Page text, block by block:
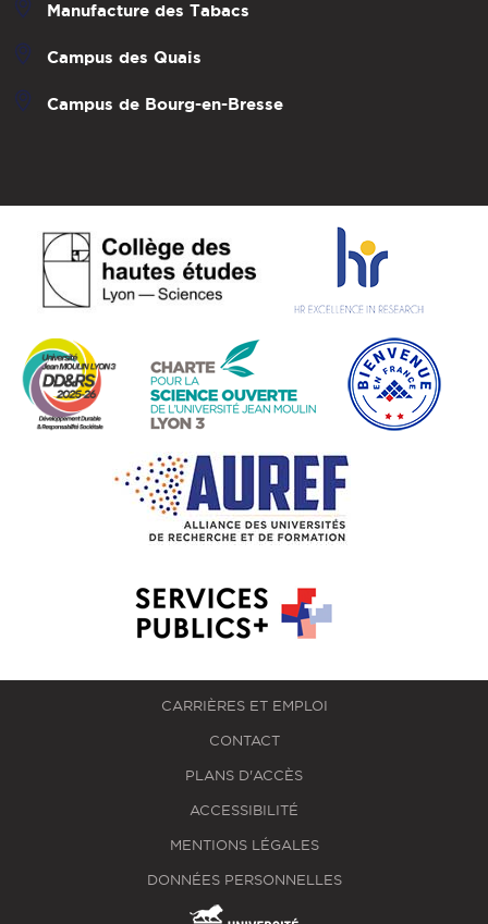
Manufacture des Tabacs
Campus des Quais
Campus de Bourg-en-Bresse
CARRIÈRES ET EMPLOI
CONTACT
PLANS D'ACCÈS
ACCESSIBILITÉ
MENTIONS LÉGALES
DONNÉES PERSONNELLES